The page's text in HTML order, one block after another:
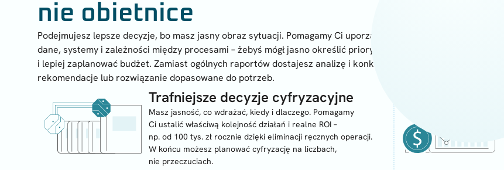
nie obietnice
Podejmujesz lepsze decyzje, bo masz jasny obraz sytuacji. Pomagamy Ci uporządkować
dane, systemy i zależności między procesami – żebyś mógł jasno określić priorytety
i lepiej zaplanować budżet. Zamiast ogólnych raportów dostajesz analizę i konkretne
rekomendacje lub rozwiązanie dopasowane do potrzeb.
Trafniejsze decyzje cyfryzacyjne
Masz jasność, co wdrażać, kiedy i dlaczego. Pomagamy
Ci ustalić właściwą kolejność działań i realne ROI –
np. od 100 tys. zł rocznie dzięki eliminacji ręcznych operacji.
W końcu możesz planować cyfryzację na liczbach,
nie przeczuciach.